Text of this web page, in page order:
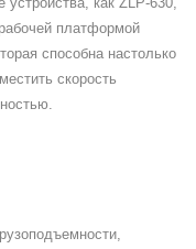
платформой
способна настолько
скорость